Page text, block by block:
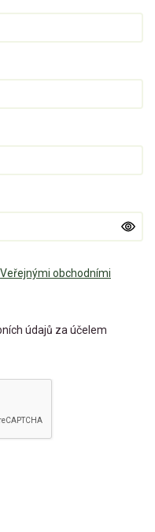
Veřejnými obchodními
údajů za účelem